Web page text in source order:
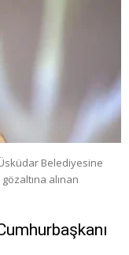
Belediyesine
alınan